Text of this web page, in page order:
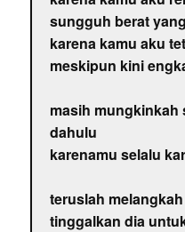
sungguh berat
karena kamu aku
meskipun kini
masih mungkinkah
dahulu
karenamu selalu
teruslah
tinggalkan dia